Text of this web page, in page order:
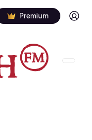
Premium Log in